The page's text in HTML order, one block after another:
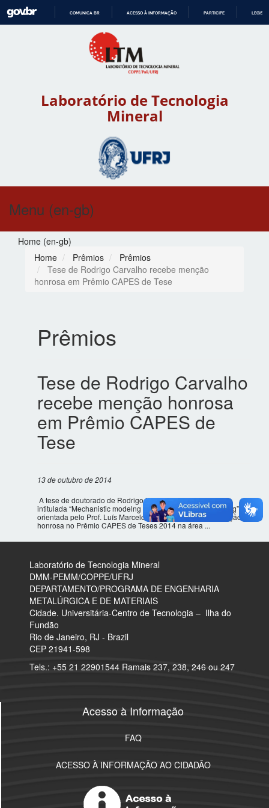
CONTEÚDO
COMUNICA BR ACESSO À INFORMAÇÃO PARTICIPE
Laboratório de Tecnologia
Mineral
Menu (en-gb)
Home (en-gb)
Home
Prêmios
Prêmios
Tese de Rodrigo Carvalho recebe menção
honrosa em Prêmio CAPES de Tese
Prêmios
Tese de Rodrigo Carvalho
recebe menção honrosa
em Prêmio CAPES de
Tese
13 de outubro de 2014
A tese de doutorado de Rodrigo Magalhães de Carvalho,
intitulada “Mechanistic modelng of semi-autogenous grinding” e
orientada pelo Prof. Luís Marcelo M. Tavares, recebeu menção
honrosa no Prêmio CAPES de Teses 2014 na área ...
Laboratório de Tecnologia Mineral
​DMM-PEMM/COPPE/UFRJ
DEPARTAMENTO/PROGRAMA DE ENGENHARIA
METALÚRGICA E DE MATERIAIS
Cidade. Universitária-Centro de Tecnologia – Ilha do
Fundão
Rio de Janeiro, RJ - Brazil
CEP 21941-598
Tels.: +55 21 22901544 Ramais 237, 238, 246 ou 247
Acesso à Informação
FAQ
ACESSO À INFORMAÇÃO AO CIDADÃO